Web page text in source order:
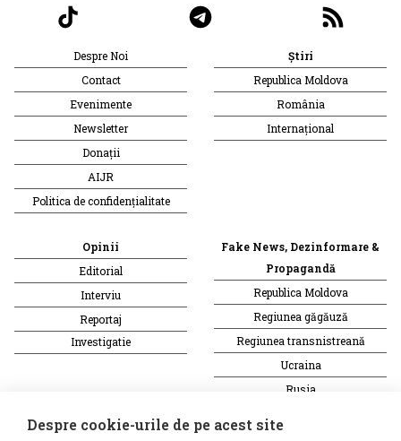
Despre Noi
Contact
Evenimente
Newsletter
Donații
AIJR
Politica de confidențialitate
Știri
Republica Moldova
România
Internațional
Opinii
Editorial
Interviu
Reportaj
Investigatie
Fake News, Dezinformare &
Propagandă
Republica Moldova
Regiunea găgăuză
Regiunea transnistreană
Ucraina
Rusia
Presa rusă independentă
Despre cookie-urile de pe acest site